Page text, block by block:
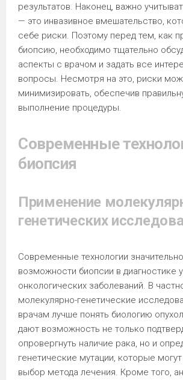
результатов. Наконец, важно
— это инвазивное вмешательство,
себе риски. Поэтому перед тем, как
биопсию, необходимо тщательно
аспекты с врачом и задать все
вопросы. Несмотря на это, риски
минимизировать, обеспечив
выполнение процедуры.
Современные
биопсия
Применение
генетических
Современные технологии
возможности биопсии в диагностике
онкологических заболеваний. В
молекулярно-генетические
врачам лучше понять биологию
дают возможность не только
опровергнуть наличие рака, но и
генетические мутации, которые
выбор метода лечения. Кроме того,